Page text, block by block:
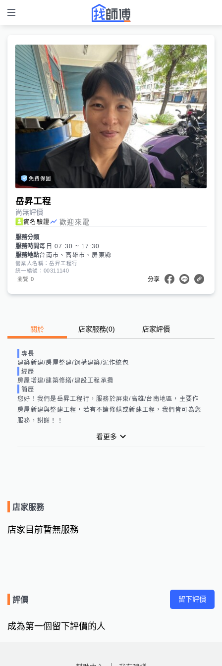
免費保固
岳昇工程
尚無評價
實名驗證 歡迎來電
服務分類
服務時間每日 07:30 ~ 17:30
服務地點台南市、高雄市、屏東縣
營業人名稱：岳昇工程行
統一編號：00311140
瀏覽 0 分享
關於 店家服務(0) 店家評價
專長
建築新建/房屋整建/鋼構建築/泥作統包
經歷
房屋增建/建築修繕/建設工程承攬
簡歷
您好！我們是岳昇工程行，服務於屏東/高雄/台南地區，主要作
房屋新建與整建工程，若有不論修繕或新建工程，我們皆可為您
服務，謝謝！！
看更多
店家服務
店家目前暫無服務
評價 留下評價
成為第一個留下評價的人